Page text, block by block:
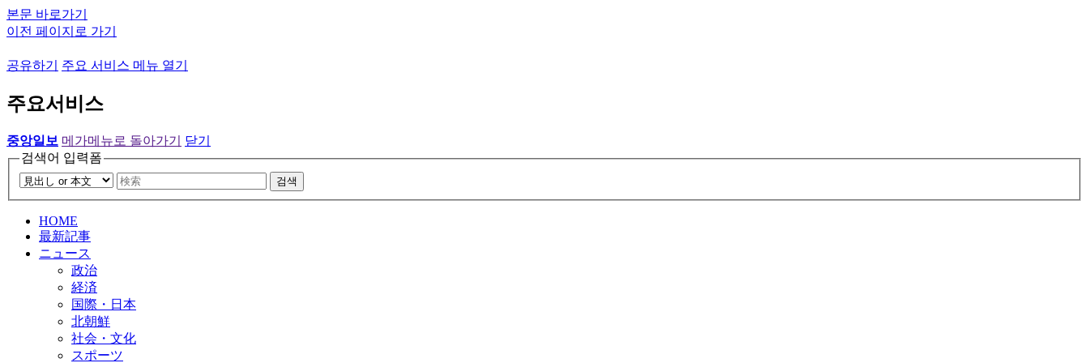
본문 바로가기
이전 페이지로 가기
공유하기 주요 서비스 메뉴 열기
주요서비스
중앙일보 메가메뉴로 돌아가기
닫기
검색어 입력폼
검색
HOME
最新記事
ニュース
政治
経済
国際・日本
北朝鮮
社会・文化
スポーツ